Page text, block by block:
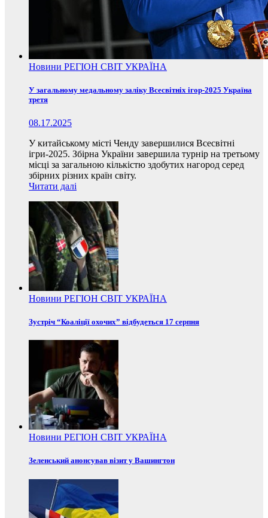
Новини РЕГІОН СВІТ УКРАЇНА
У загальному медальному заліку Всесвітніх ігор-2025 Україна
третя
08.17.2025
У китайському місті Ченду завершилися Всесвітні
ігри-2025. Збірна України завершила турнір на третьому
місці за загальною кількістю здобутих нагород серед
збірних різних країн світу.
Читати далі
Новини РЕГІОН СВІТ УКРАЇНА
Зустріч “Коаліції охочих” відбудеться 17 серпня
Новини РЕГІОН СВІТ УКРАЇНА
Зеленський анонсував візит у Вашингтон